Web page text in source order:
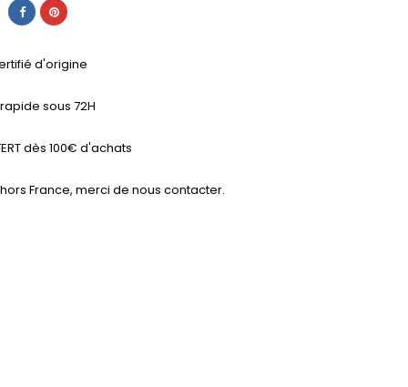
d'origine
sous 72H
dès 100€ d'achats
France, merci de nous contacter.